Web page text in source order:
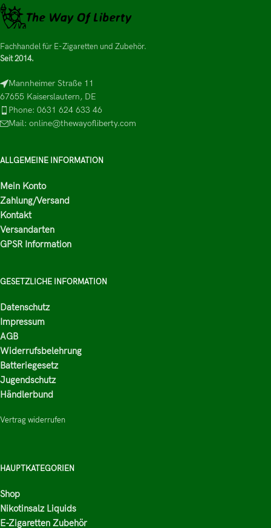
Fachhandel für E-Zigaretten und Zubehör.
Seit 2014.
Mannheimer Straße 11
67655 Kaiserslautern, DE
Phone: 0631 624 633 46
Mail: online@thewayofliberty.com
ALLGEMEINE INFORMATION
Mein Konto
Zahlung/Versand
Kontakt
Versandarten
GPSR Information
GESETZLICHE INFORMATION
Datenschutz
Impressum
AGB
Widerrufsbelehrung
Batteriegesetz
Jugendschutz
Händlerbund
Vertrag widerrufen
HAUPTKATEGORIEN
Shop
Nikotinsalz Liquids
E-Zigaretten Zubehör